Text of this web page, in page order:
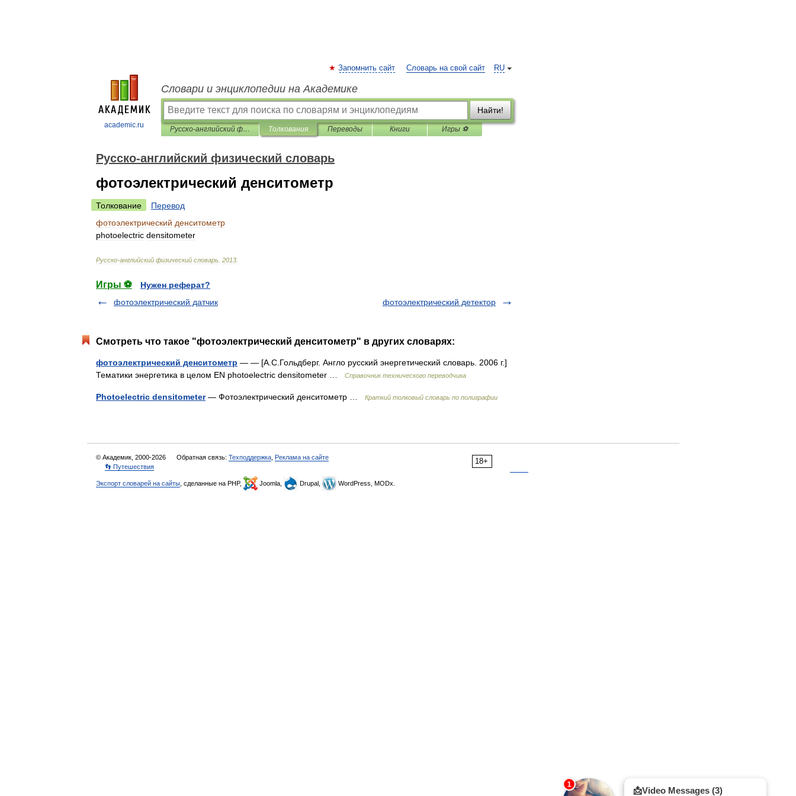
academic.ru
RU
Запомнить сайт Словарь на свой сайт
Словари и энциклопедии на Академике
Найти!
Русско-английский физический словарь Толкования Переводы Книги Игры ⚽
Русско-английский физический словарь
фотоэлектрический денситометр
Толкование
Перевод
фотоэлектрический денситометр
photoelectric densitometer
Русско-английский физический словарь 2013
Игры ⚽
Нужен реферат?
фотоэлектрический датчик
фотоэлектрический детектор
Смотреть что такое "фотоэлектрический денситометр" в других словарях:
фотоэлектрический денситометр — — [А.С.Гольдберг. Англо русский энергетический словарь. 2006 г.]
Тематики энергетика в целом EN photoelectric densitometer …
Справочник технического переводчика
Photoelectric densitometer— Фотоэлектрический денситометр … Краткий толковый словарь по полиграфии
18+
© Академик, 2000-2026 Обратная связь: Техподдержка Реклама на сайте
👣 Путешествия
Экспорт словарей на сайты , сделанные на PHP, Joomla, Drupal, WordPress, MODx.